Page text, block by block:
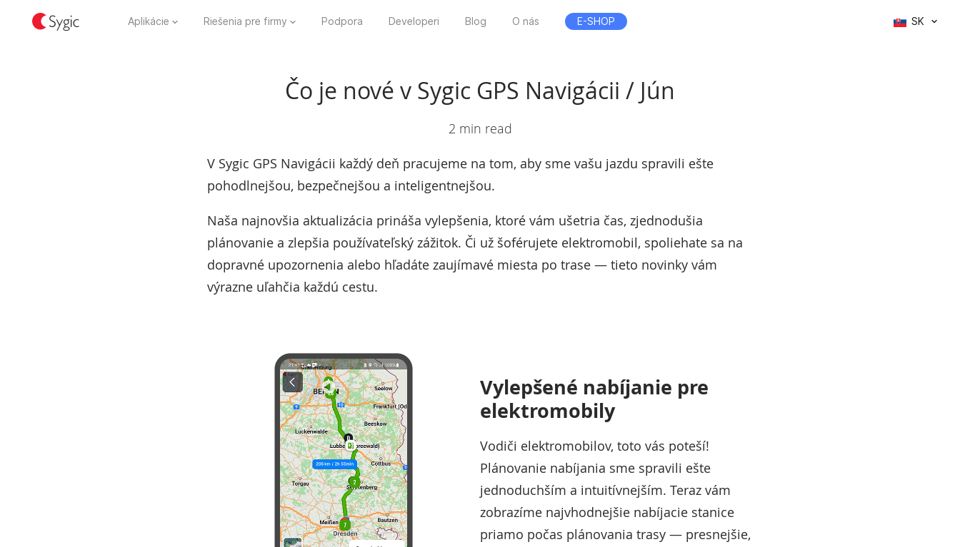
Aplikácie Riešenia pre firmy Podpora Developeri Blog O nás E-SHOP SK
Čo je nové v Sygic GPS Navigácii / Jún
2 min read
V Sygic GPS Navigácii každý deň pracujeme na tom, aby sme vašu jazdu spravili ešte
pohodlnejšou, bezpečnejšou a inteligentnejšou.
Naša najnovšia aktualizácia prináša vylepšenia, ktoré vám ušetria čas, zjednodušia
plánovanie a zlepšia používateľský zážitok. Či už šoférujete elektromobil, spoliehate sa na
dopravné upozornenia alebo hľadáte zaujímavé miesta po trase — tieto novinky vám
výrazne uľahčia každú cestu.
Vylepšené nabíjanie pre
elektromobily
Vodiči elektromobilov, toto vás poteší!
Plánovanie nabíjania sme spravili ešte
jednoduchším a intuitívnejším. Teraz vám
zobrazíme najvhodnejšie nabíjacie stanice
priamo počas plánovania trasy — presnejšie,